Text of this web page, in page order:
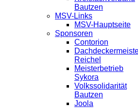
Bautzen
MSV-Links
MSV-Hauptseite
Sponsoren
Contorion
Reichel
Meisterbetrieb
Sykora
Volkssolidarität
Bautzen
Joola